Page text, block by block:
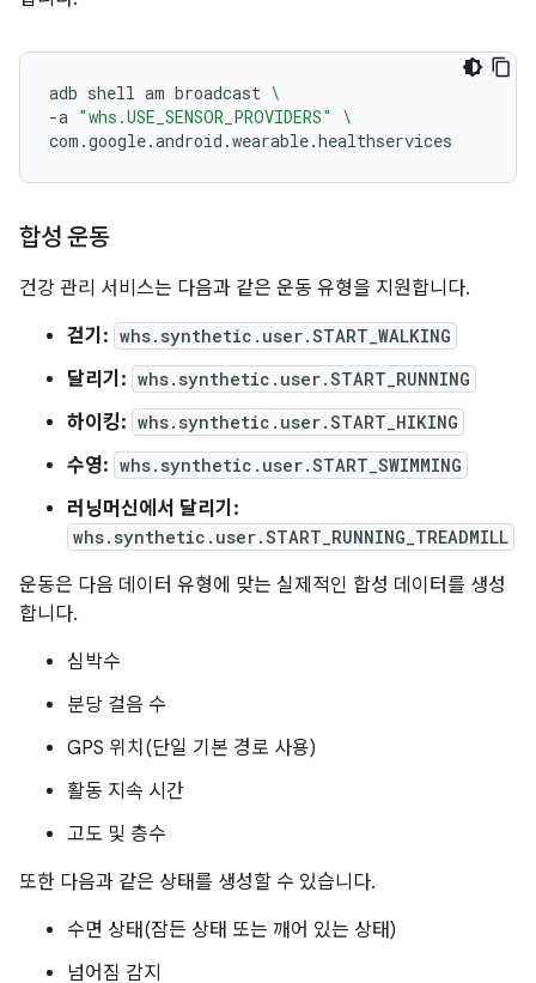
adb shell am broadcast \
-a "whs.USE_SENSOR_PROVIDERS"
\
합성 운동
건강 관리 서비스는 다음과 같은 운동 유형을 지원합니다.
걷기: whs.synthetic.user.START_WALKING
달리기: whs.synthetic.user.START_RUNNING
하이킹: whs.synthetic.user.START_HIKING
수영: whs.synthetic.user.START_SWIMMING
러닝머신에서 달리기:
whs.synthetic.user.START_RUNNING_TREADMILL
운동은 다음 데이터 유형에 맞는 실제적인 합성 데이터를 생성
합니다.
심박수
분당 걸음 수
GPS 위치(단일 기본 경로 사용)
활동 지속 시간
고도 및 층수
또한 다음과 같은 상태를 생성할 수 있습니다.
수면 상태(잠든 상태 또는 깨어 있는 상태)
넘어짐 감지